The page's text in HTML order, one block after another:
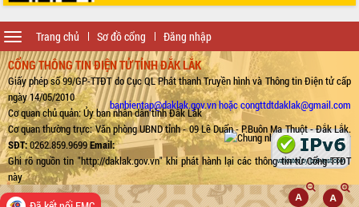
Trang chủ Sơ đồ cổng Đăng nhập
Toggle
navigation
CỔNG THÔNG TIN ĐIỆN TỬ TỈNH ĐẮK LẮK
Giấy phép số 99/GP-TTĐT do Cục QL Phát thanh Truyền hình và Thông tin Điện tử cấp
ngày 14/05/2010
Cơ quan chủ quản: Ủy ban nhân dân tỉnh Đắk Lắk
Cơ quan thường trực: Văn phòng UBND tỉnh - 09 Lê Duẩn - P.Buôn Ma Thuột - Đắk Lắk.
SĐT:0262.859.9699Email:
banbientap@daklak.gov.vn hoặc congttdtdaklak@gmail.com
Ghi rõ nguồn tin "http://daklak.gov.vn" khi phát hành lại các thông tin từ Cổng TTĐT
này